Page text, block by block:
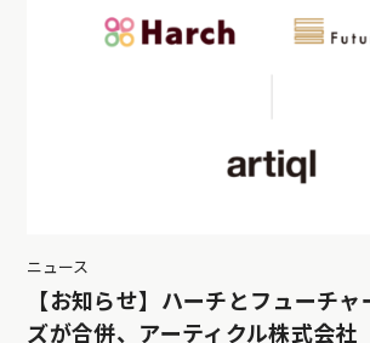
ニュース
【お知らせ】ハーチとフューチ
ズが合併、アーティクル株式会社